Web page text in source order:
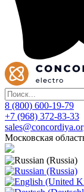
8 (800) 600-19-79
+7 (968) 372-83-33
Московская